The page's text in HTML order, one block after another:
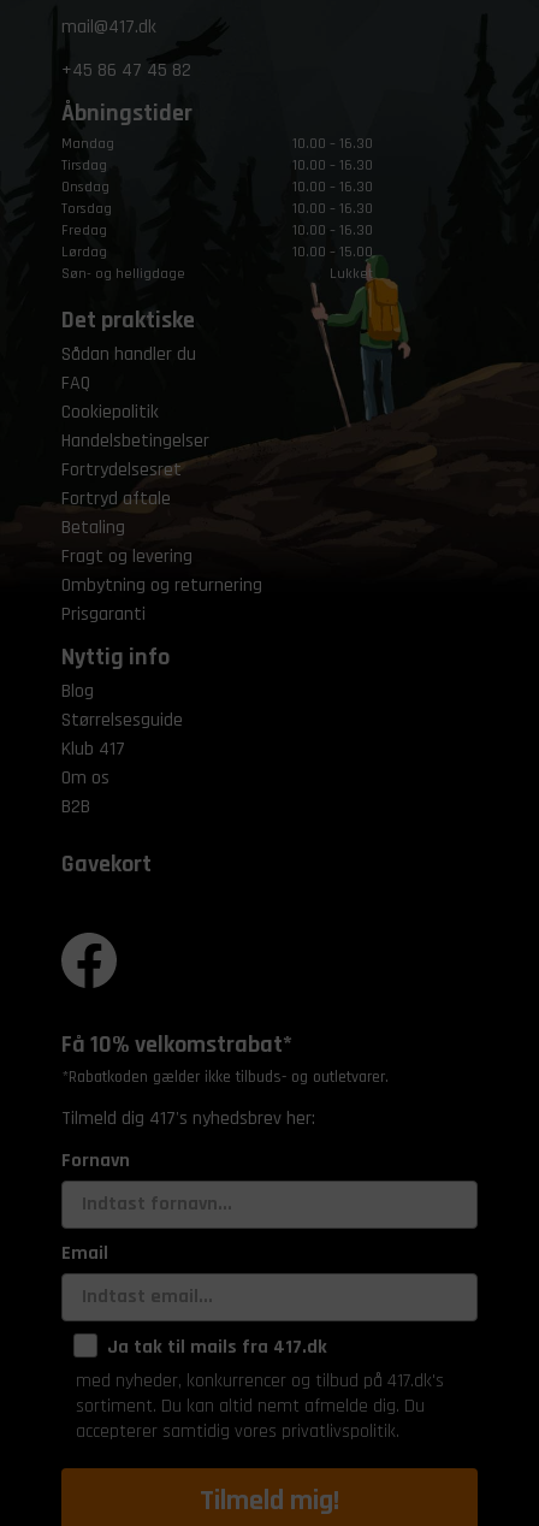
mail@417.dk
+45 86 47 45 82
Åbningstider
Mandag
10.00 – 16.30
Tirsdag
10.00 – 16.30
Onsdag
10.00 – 16.30
Torsdag
10.00 – 16.30
Fredag
10.00 – 16.30
Lørdag
10.00 – 15.00
Søn- og helligdage
Lukket
Det praktiske
Sådan handler du
FAQ
Cookiepolitik
Handelsbetingelser
Fortrydelsesret
Fortryd aftale
Betaling
Fragt og levering
Ombytning og returnering
Prisgaranti
Nyttig info
Blog
Størrelsesguide
Klub 417
Om os
B2B
Gavekort
Få 10% velkomstrabat*
*Rabatkoden gælder ikke tilbuds- og outletvarer.
Tilmeld dig 417's nyhedsbrev her:
Fornavn
Email
Ja tak til mails fra 417.dk
med nyheder, konkurrencer og tilbud på 417.dk's
sortiment. Du kan altid nemt afmelde dig. Du
accepterer samtidig vores privatlivspolitik.
Tilmeld mig!